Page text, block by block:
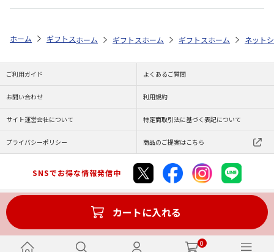
0
カートに入れる
ホーム ギフトストア お中元・夏ギフト特集 2026 おすすめ ご当地
ホーム ギフトストア お中元・夏ギフト特集 2026
ホーム ギフトストア お中元・
ホーム ネット
ご利用ガイド よくあるご質問
お問い合わせ 利用規約
サイト運営会社について 特定商取引法に基づく表記について
プライバシーポリシー 商品のご提案はこちら
SNSでお得な情報発信中